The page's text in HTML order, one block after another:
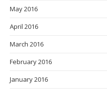
May 2016
April 2016
March 2016
February 2016
January 2016